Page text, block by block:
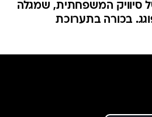
סיוויק המשפחתית, שמגלה
בכורה בתערוכת